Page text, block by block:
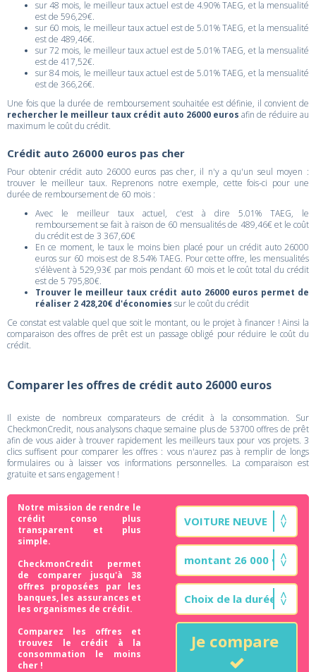
sur 48 mois, le meilleur taux actuel est de 4.90% TAEG, et la mensualité
est de 596,29€.
sur 60 mois, le meilleur taux actuel est de 5.01% TAEG, et la mensualité
est de 489,46€.
sur 72 mois, le meilleur taux actuel est de 5.01% TAEG, et la mensualité
est de 417,52€.
sur 84 mois, le meilleur taux actuel est de 5.01% TAEG, et la mensualité
est de 366,26€.
Une fois que la durée de remboursement souhaitée est définie, il convient de
rechercher le meilleur taux crédit auto 26000 euros afin de réduire au
maximum le coût du crédit.
Crédit auto 26000 euros pas cher
Pour obtenir crédit auto 26000 euros pas cher, il n'y a qu'un seul moyen :
trouver le meilleur taux. Reprenons notre exemple, cette fois-ci pour une
durée de remboursement de 60 mois :
Avec le meilleur taux actuel, c'est à dire 5.01% TAEG, le
remboursement se fait à raison de 60 mensualités de 489,46€ et le coût
du crédit est de 3 367,60€
En ce moment, le taux le moins bien placé pour un crédit auto 26000
euros sur 60 mois est de 8.54% TAEG. Pour cette offre, les mensualités
s'élèvent à 529,93€ par mois pendant 60 mois et le coût total du crédit
est de 5 795,80€.
Trouver le meilleur taux crédit auto 26000 euros permet de
réaliser 2 428,20€ d'économies sur le coût du crédit
Ce constat est valable quel que soit le montant, ou le projet à financer ! Ainsi la
comparaison des offres de prêt est un passage obligé pour réduire le coût du
crédit.
Comparer les offres de crédit auto 26000 euros
Il existe de nombreux comparateurs de crédit à la consommation. Sur
CheckmonCredit, nous analysons chaque semaine plus de 53700 offres de prêt
afin de vous aider à trouver rapidement les meilleurs taux pour vos projets. 3
clics suffisent pour comparer les offres : vous n'aurez pas à remplir de longs
formulaires ou à laisser vos informations personnelles. La comparaison est
gratuite et sans engagement !
Notre mission de rendre le
crédit conso plus
transparent et plus
simple.
CheckmonCredit permet
de comparer jusqu'à 38
offres proposées par les
banques, les assurances et
les organismes de crédit.
Comparez les offres et
trouvez le crédit à la
consommation le moins
cher !
Je compare